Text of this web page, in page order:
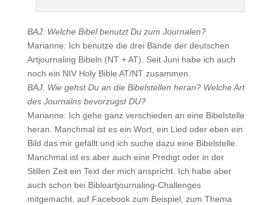
BAJ: Welche Bibel benutzt Du zum Journalen?
Marianne: Ich benutze die drei Bände der deutschen
Artjournaling Bibeln (NT + AT). Seit Juni habe ich auch
noch ein NIV Holy Bible AT/NT zusammen.
BAJ: Wie gehst Du an die Bibelstellen heran? Welche Art
des Journalns bevorzugst DU?
Marianne: Ich gehe ganz verschieden an eine Bibelstelle
heran. Manchmal ist es ein Wort, ein Lied oder eben ein
Bild das mir gefällt und ich suche dazu eine Bibelstelle.
Manchmal ist es aber auch eine Predigt oder in der
Stillen Zeit ein Text der mich anspricht. Ich habe aber
auch schon bei Bibleartjournaling-Challenges
mitgemacht, auf Facebook zum Beispiel, zum Thema